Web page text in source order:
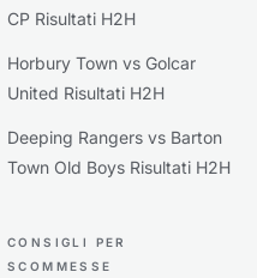
CP Risultati H2H
Horbury Town vs Golcar
United Risultati H2H
Deeping Rangers vs Barton
Town Old Boys Risultati H2H
CONSIGLI PER
SCOMMESSE